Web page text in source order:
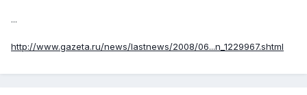
...
http://www.gazeta.ru/news/lastnews/2008/06...n_1229967.shtml